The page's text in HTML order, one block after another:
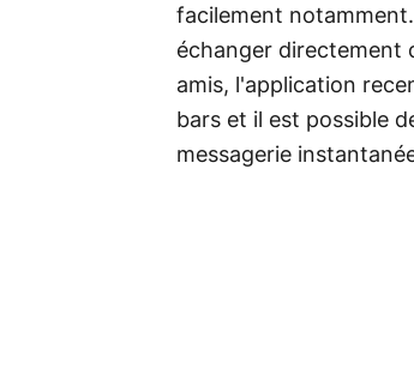
facilement
échanger directement
amis, l'application
bars et il est possible
messagerie